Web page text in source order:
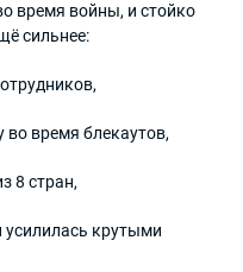
время войны, и стойко
сильнее:
во время блекаутов,
8 стран,
крутыми